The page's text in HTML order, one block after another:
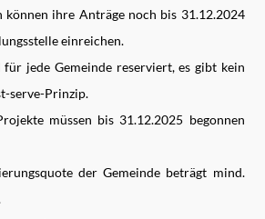
können ihre Anträge noch bis 31.12.2024
einreichen.
jede Gemeinde reserviert, es gibt kein
serve-Prinzip.
müssen bis 31.12.2025 begonnen
der Gemeinde beträgt mind.